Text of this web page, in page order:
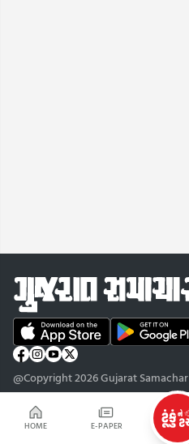
HOME E-PAPER
@Copyright 2026 Gujarat Samachar